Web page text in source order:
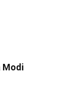
Modi